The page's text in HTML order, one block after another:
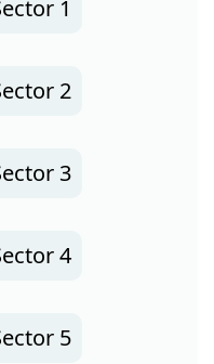
1
2
3
4
5